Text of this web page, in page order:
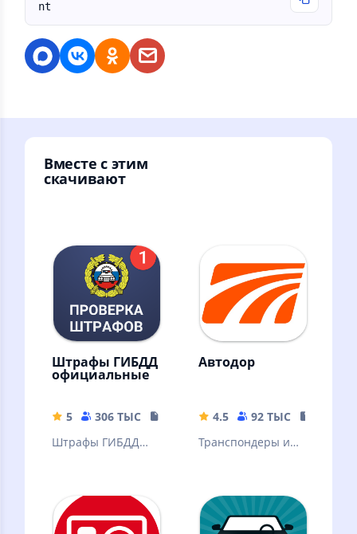
nt
Вместе с этим
скачивают
Штрафы ГИБДД
официальные
5 306 ТЫС
18.78 MB
Штрафы ГИБДД
проверки и
оплаты штрафов
ГИБДД онлайн
Автодор
4.5 92 ТЫС
Транспондеры и
приложении
"Автодор"